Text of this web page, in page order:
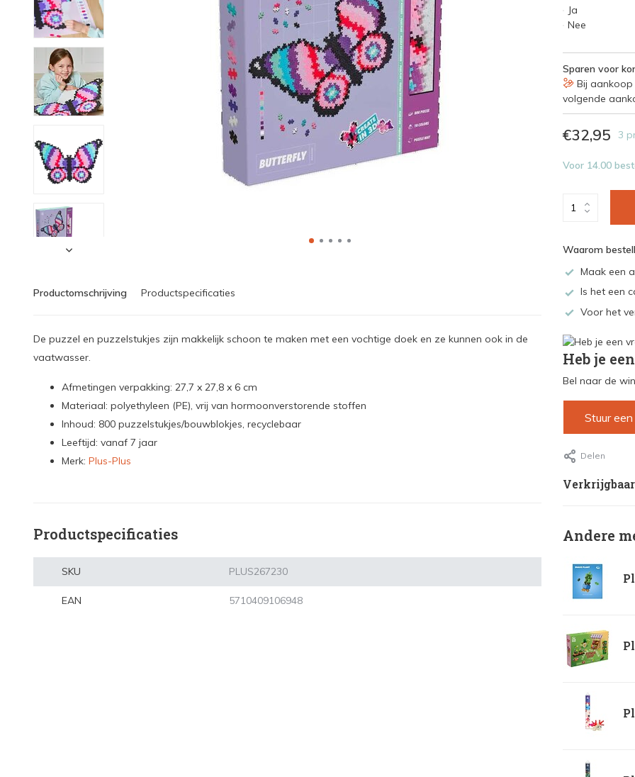
Productomschrijving Productspecificaties
De puzzel en puzzelstukjes zijn makkelijk schoon te maken met een vochtige doek en ze kunnen ook in de
vaatwasser.
Afmetingen verpakking: 27,7 x 27,8 x 6 cm
Materiaal: polyethyleen (PE), vrij van hormoonverstorende stoffen
Inhoud: 800 puzzelstukjes/bouwblokjes, recyclebaar
Leeftijd: vanaf 7 jaar
Merk: Plus-Plus
Productspecificaties
SKU PLUS267230
EAN 5710409106948
Ja
Nee
Sparen voor
Bij
volgende
€32,95 3
Voor 14.00
Waarom
Maak een
Is het een
Voor het
Heb je
Bel naar de
Stuur
Delen
Andere